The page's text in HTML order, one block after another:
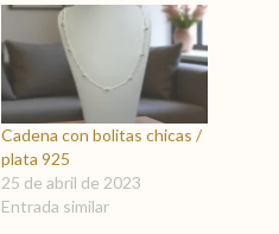
Cadena con bolitas chicas /
plata 925
25 de abril de 2023
Entrada similar